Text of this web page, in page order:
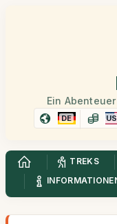
Ein
DE
TREKS